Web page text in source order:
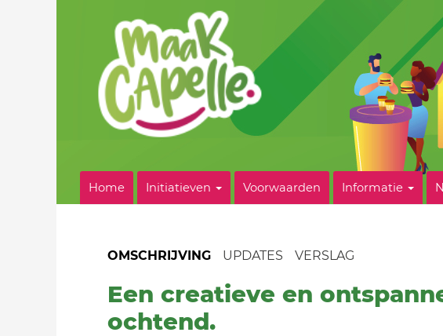
Home Initiatieven Voorwaarden Informatie
OMSCHRIJVING UPDATES VERSLAG
Een creatieve en
ochtend.